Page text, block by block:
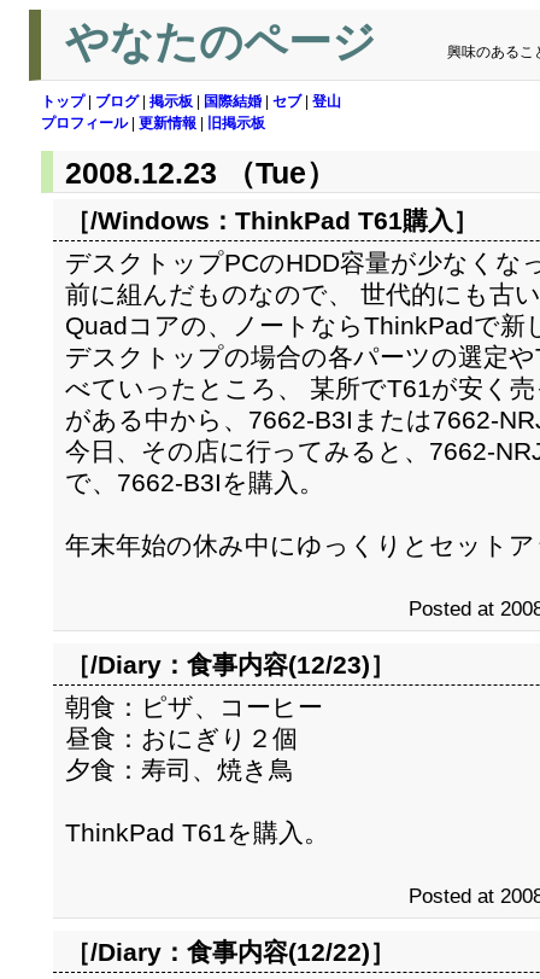
やなたのページ 興味のあるこ
トップ| ブログ| 掲示板 国際結婚 セブ| 登山
プロフィール| 更新情報 旧掲示板
2008.12.23 （Tue）
［/Windows： ThinkPad T61購入 ］
デスクトップPCのHDD容量が少なくな
前に組んだものなので、 世代的にも古
Quadコアの、ノートならThinkPadで新
デスクトップの場合の各パーツの選定
べていったところ、 某所でT61が安く
がある中から、7662-B3Iまたは7662-
今日、その店に行ってみると、7662-
で、7662-B3Iを購入。
年末年始の休み中にゆっくりとセット
Posted at
［/Diary： 食事内容(12/23)］
朝食：ピザ、コーヒー
昼食：おにぎり２個
夕食：寿司、焼き鳥
ThinkPad T61を購入。
Posted at
［/Diary： 食事内容(12/22)］